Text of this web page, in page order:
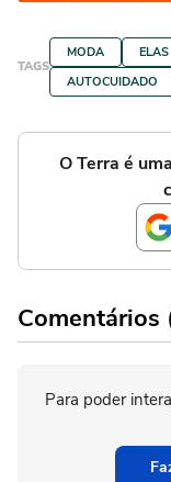
TAGS
MODA
AUTOCUIDADO
O Terra é
Comentários
Para poder